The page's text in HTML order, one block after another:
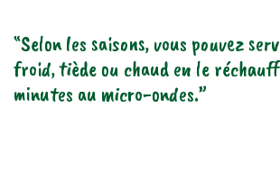
“Selon les saisons, vous pouvez
froid, tiède ou chaud en le
minutes au micro-ondes.”